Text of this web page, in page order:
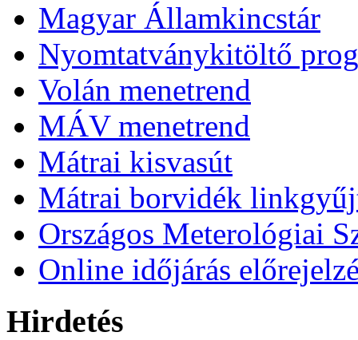
Magyar Államkincstár
Nyomtatványkitöltő
Volán menetrend
MÁV menetrend
Mátrai kisvasút
Mátrai borvidék
Országos Meterológiai
Online időjárás
Hirdetés